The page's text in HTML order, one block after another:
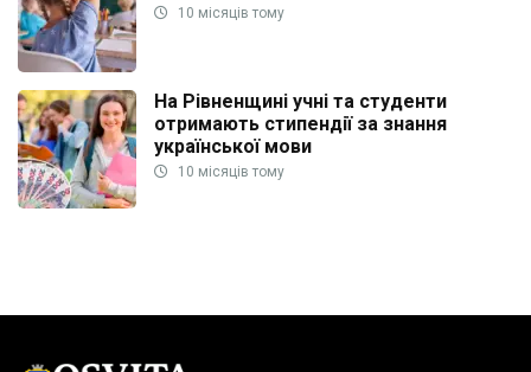
10 місяців тому
На Рівненщині учні та студенти
отримають стипендії за знання
української мови
10 місяців тому